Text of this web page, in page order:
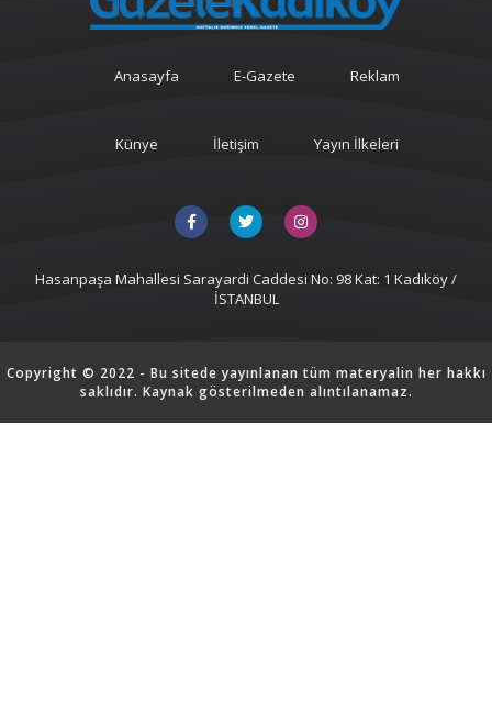
Anasayfa E-Gazete Reklam
Künye İletişim Yayın İlkeleri
Hasanpaşa Mahallesi Sarayardi Caddesi No: 98 Kat: 1 Kadıköy /
İSTANBUL
Copyright © 2022 - Bu sitede yayınlanan tüm materyalin her hakkı
saklıdır. Kaynak gösterilmeden alıntılanamaz.